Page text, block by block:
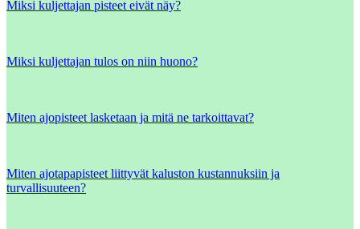
Miksi kuljettajan pisteet eivät näy?
Miksi kuljettajan tulos on niin huono?
Miten ajopisteet lasketaan ja mitä ne tarkoittavat?
Miten ajotapapisteet liittyvät kaluston kustannuksiin ja
turvallisuuteen?